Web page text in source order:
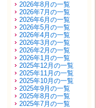
2026年8月の一覧
2026年7月の一覧
2026年6月の一覧
2026年5月の一覧
2026年4月の一覧
2026年3月の一覧
2026年2月の一覧
2026年1月の一覧
2025年12月の一覧
2025年11月の一覧
2025年10月の一覧
2025年9月の一覧
2025年8月の一覧
2025年7月の一覧